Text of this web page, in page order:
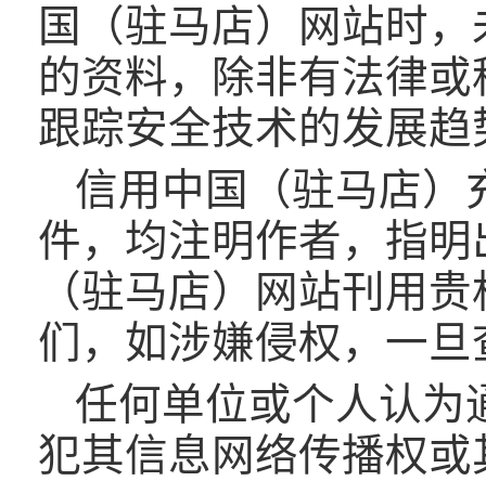
国（驻马店）网站时
的资料，除非有法律
跟踪安全技术的发展
信用中国（驻马店）
件，均注明作者，指
（驻马店）网站刊用
们，如涉嫌侵权，一
任何单位或个人认为
犯其信息网络传播权